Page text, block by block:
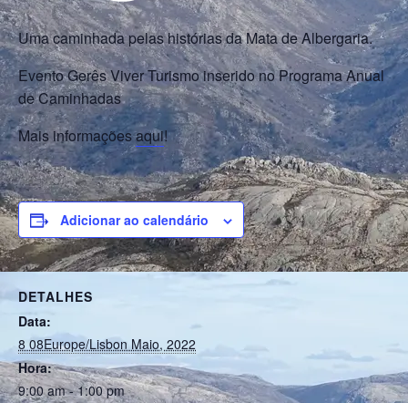
Uma caminhada pelas histórias da Mata de Albergaria.
Evento Gerês Viver Turismo inserido no Programa Anual
de Caminhadas
Mais informaçõesaqui!
Adicionar ao calendário
DETALHES
Data:
8 08Europe/Lisbon Maio, 2022
Hora:
9:00 am - 1:00 pm